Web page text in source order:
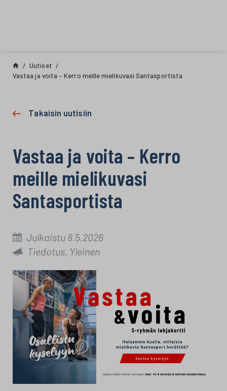
Uutiset
Vastaa ja voita – Kerro meille mielikuvasi Santasportista
Takaisin uutisiin
Vastaa ja voita – Kerro
meille mielikuvasi
Santasportista
Julkaistu 8.5.2026
Tiedotus, Yleinen